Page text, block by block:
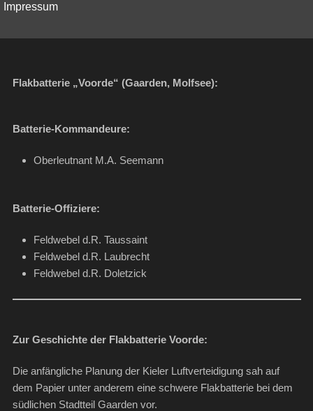
Impressum
Flakbatterie „Voorde“ (Gaarden, Molfsee):
Batterie-Kommandeure:
Oberleutnant M.A. Seemann
Batterie-Offiziere:
Feldwebel d.R. Taussaint
Feldwebel d.R. Laubrecht
Feldwebel d.R. Doletzick
Zur Geschichte der Flakbatterie Voorde:
Die anfängliche Planung der Kieler Luftverteidigung sah auf
dem Papier unter anderem eine schwere Flakbatterie bei dem
südlichen Stadtteil Gaarden vor.